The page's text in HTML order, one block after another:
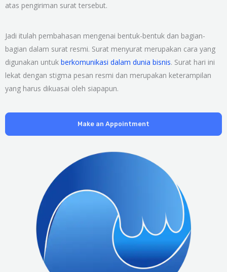
atas pengiriman surat tersebut.
Jadi itulah pembahasan mengenai bentuk-bentuk dan bagian-
bagian dalam surat resmi. Surat menyurat merupakan cara yang
digunakan untuk berkomunikasi dalam dunia bisnis. Surat hari ini
lekat dengan stigma pesan resmi dan merupakan keterampilan
yang harus dikuasai oleh siapapun.
Make an Appointment